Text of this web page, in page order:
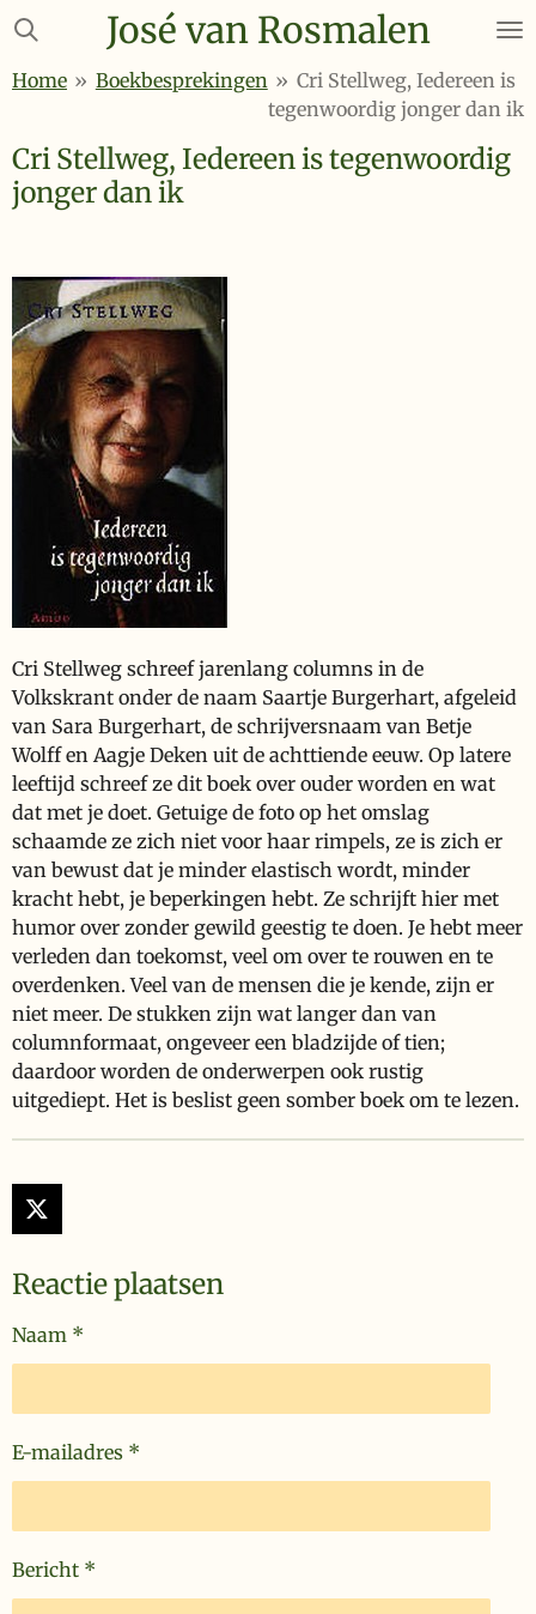
Ga
naar
José van Rosmalen
Home » Boekbesprekingen » Cri Stellweg, Iedereen is
tegenwoordig jonger dan ik
Cri Stellweg, Iedereen is tegenwoordig
jonger dan ik
Cri Stellweg schreef jarenlang columns in de
Volkskrant onder de naam Saartje Burgerhart, afgeleid
van Sara Burgerhart, de schrijversnaam van Betje
Wolff en Aagje Deken uit de achttiende eeuw. Op latere
leeftijd schreef ze dit boek over ouder worden en wat
dat met je doet. Getuige de foto op het omslag
schaamde ze zich niet voor haar rimpels, ze is zich er
van bewust dat je minder elastisch wordt, minder
kracht hebt, je beperkingen hebt. Ze schrijft hier met
humor over zonder gewild geestig te doen. Je hebt meer
verleden dan toekomst, veel om over te rouwen en te
overdenken. Veel van de mensen die je kende, zijn er
niet meer. De stukken zijn wat langer dan van
columnformaat, ongeveer een bladzijde of tien;
daardoor worden de onderwerpen ook rustig
uitgediept. Het is beslist geen somber boek om te lezen.
X
Reactie plaatsen
Naam *
E-mailadres *
Bericht *